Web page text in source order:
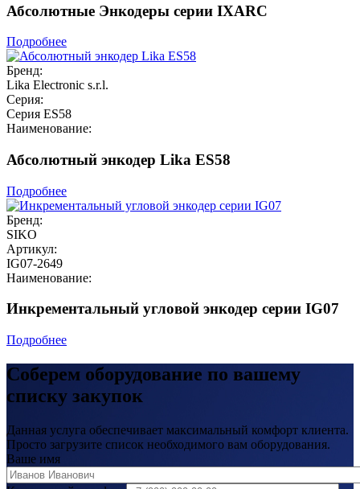
Абсолютные Энкодеры серии IXARC
Подробнее
Бренд:
Lika Electronic s.r.l.
Серия:
Серия ES58
Наименование:
Абсолютный энкодер Lika ES58
Подробнее
Бренд:
SIKO
Артикул:
IG07-2649
Наименование:
Инкрементальный угловой энкодер серии IG07
Подробнее
Соберем оборудование по вашему
списку закупок
Данная услуга обеспечивает максимальный комфорт клиента.
Просто загрузите список необходимого вам оборудования.
Ваше имя